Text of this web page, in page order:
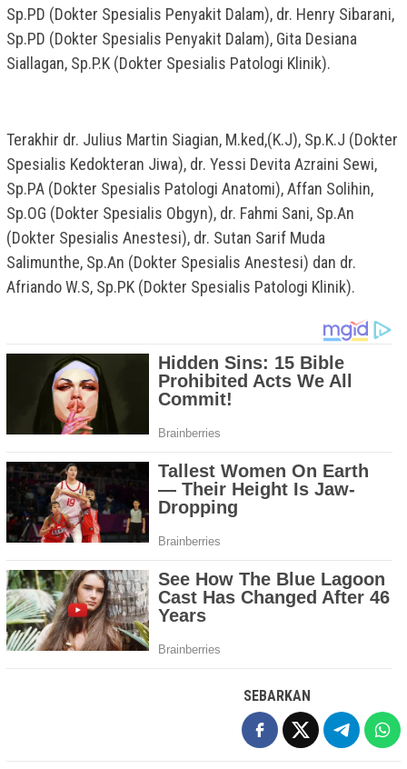
Sp.PD (Dokter Spesialis Penyakit Dalam), dr. Henry Sibarani,
Sp.PD (Dokter Spesialis Penyakit Dalam), Gita Desiana
Siallagan, Sp.P.K (Dokter Spesialis Patologi Klinik).
Terakhir dr. Julius Martin Siagian, M.ked,(K.J), Sp.K.J (Dokter
Spesialis Kedokteran Jiwa), dr. Yessi Devita Azraini Sewi,
Sp.PA (Dokter Spesialis Patologi Anatomi), Affan Solihin,
Sp.OG (Dokter Spesialis Obgyn), dr. Fahmi Sani, Sp.An
(Dokter Spesialis Anestesi), dr. Sutan Sarif Muda
Salimunthe, Sp.An (Dokter Spesialis Anestesi) dan dr.
Afriando W.S, Sp.PK (Dokter Spesialis Patologi Klinik).
SEBARKAN